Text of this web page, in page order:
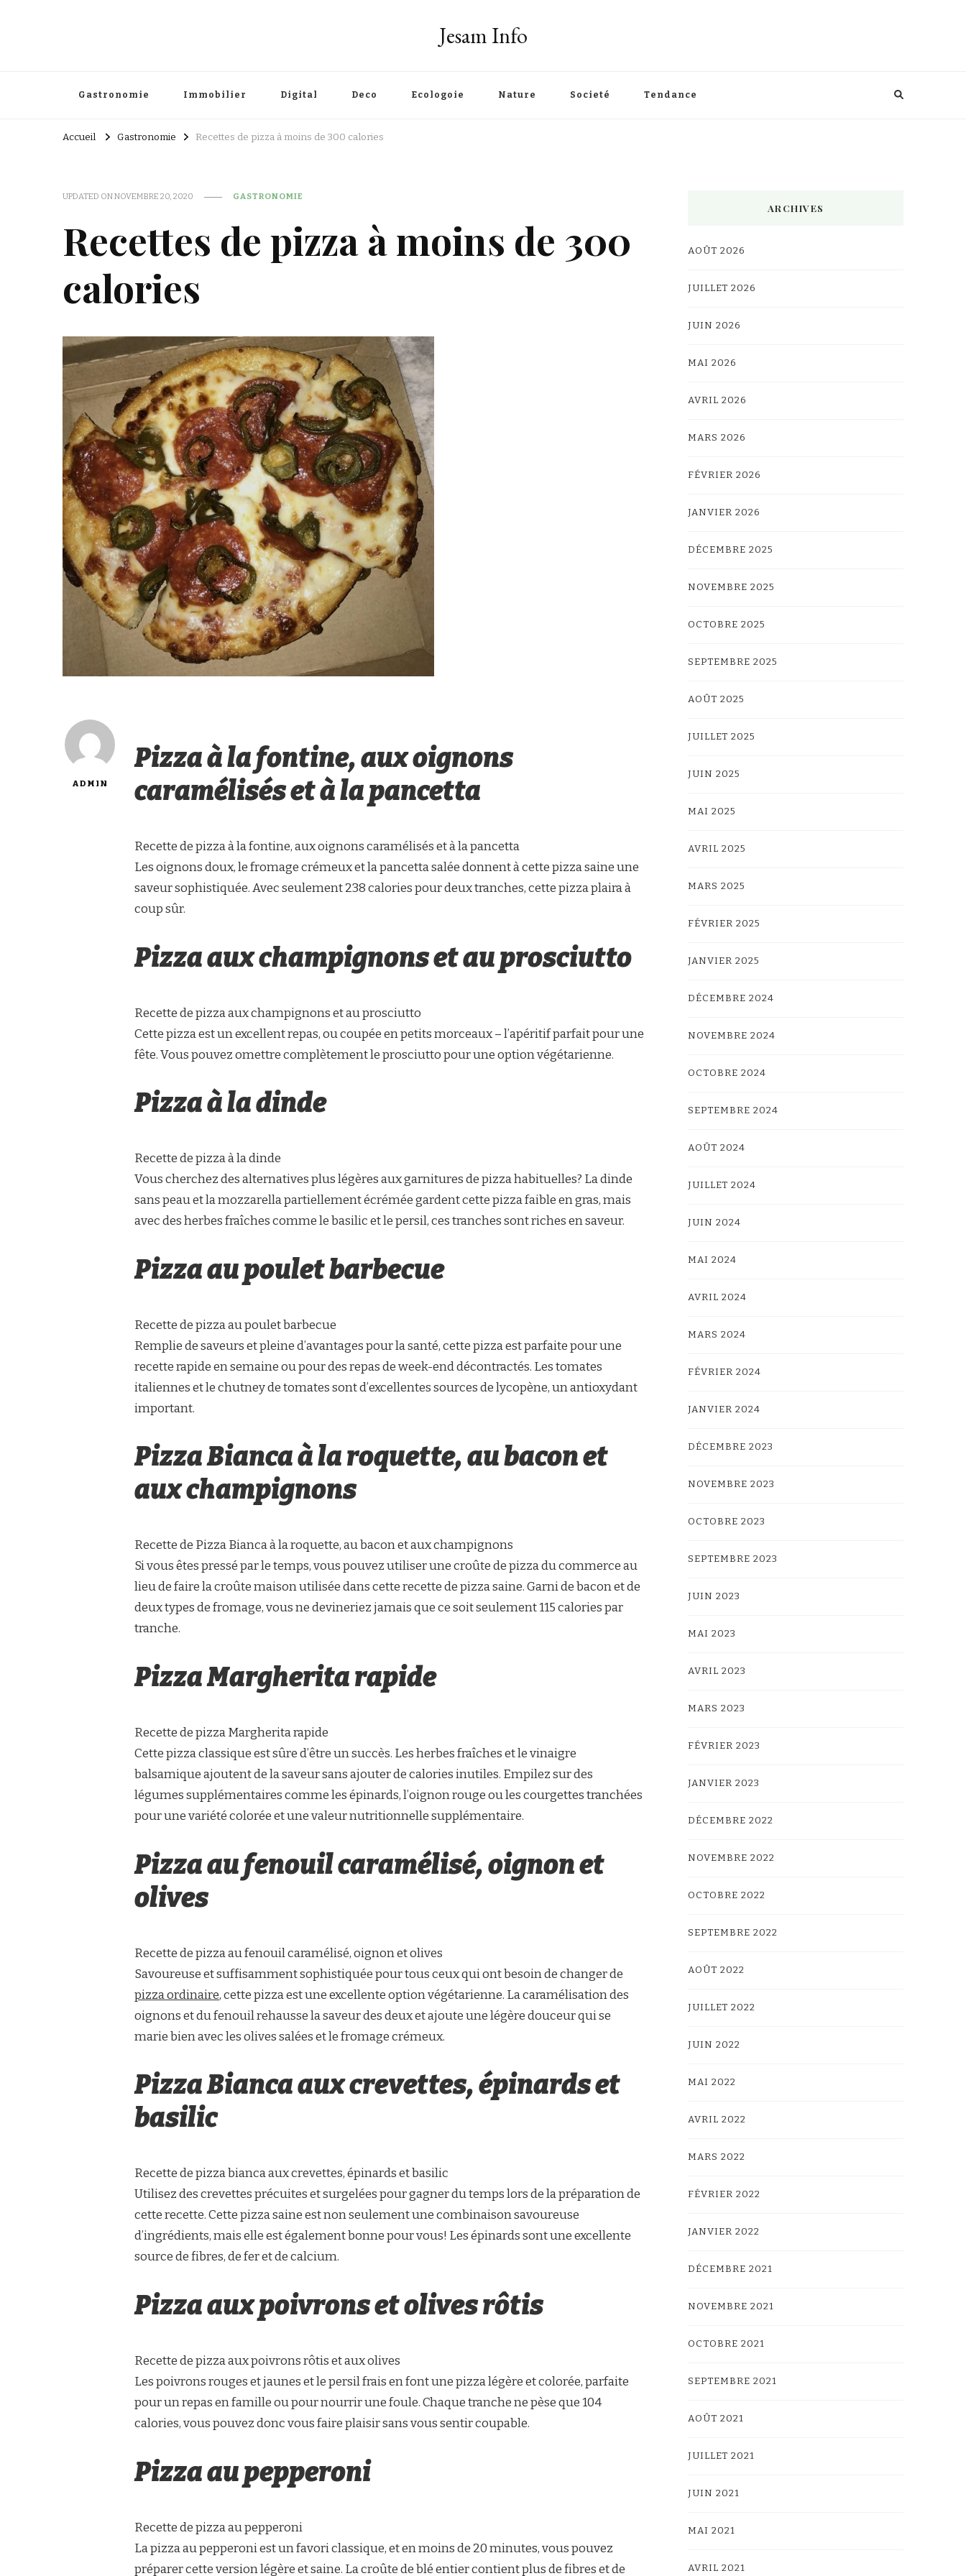
Jesam Info
Gastronomie Immobilier Digital Deco Ecologoie Nature Societé Tendance
Accueil Gastronomie Recettes de pizza à moins de 300 calories
UPDATED ONNOVEMBRE 20, 2020 GASTRONOMIE
Recettes de pizza à moins de 300
calories
ADMIN
Pizza à la fontine, aux oignons
caramélisés et à la pancetta
Recette de pizza à la fontine, aux oignons caramélisés et à la pancetta
Les oignons doux, le fromage crémeux et la pancetta salée donnent à cette pizza saine une
saveur sophistiquée. Avec seulement 238 calories pour deux tranches, cette pizza plaira à
coup sûr.
Pizza aux champignons et au prosciutto
Recette de pizza aux champignons et au prosciutto
Cette pizza est un excellent repas, ou coupée en petits morceaux – l’apéritif parfait pour une
fête. Vous pouvez omettre complètement le prosciutto pour une option végétarienne.
Pizza à la dinde
Recette de pizza à la dinde
Vous cherchez des alternatives plus légères aux garnitures de pizza habituelles? La dinde
sans peau et la mozzarella partiellement écrémée gardent cette pizza faible en gras, mais
avec des herbes fraîches comme le basilic et le persil, ces tranches sont riches en saveur.
Pizza au poulet barbecue
Recette de pizza au poulet barbecue
Remplie de saveurs et pleine d’avantages pour la santé, cette pizza est parfaite pour une
recette rapide en semaine ou pour des repas de week-end décontractés. Les tomates
italiennes et le chutney de tomates sont d’excellentes sources de lycopène, un antioxydant
important.
Pizza Bianca à la roquette, au bacon et
aux champignons
Recette de Pizza Bianca à la roquette, au bacon et aux champignons
Si vous êtes pressé par le temps, vous pouvez utiliser une croûte de pizza du commerce au
lieu de faire la croûte maison utilisée dans cette recette de pizza saine. Garni de bacon et de
deux types de fromage, vous ne devineriez jamais que ce soit seulement 115 calories par
tranche.
Pizza Margherita rapide
Recette de pizza Margherita rapide
Cette pizza classique est sûre d’être un succès. Les herbes fraîches et le vinaigre
balsamique ajoutent de la saveur sans ajouter de calories inutiles. Empilez sur des
légumes supplémentaires comme les épinards, l’oignon rouge ou les courgettes tranchées
pour une variété colorée et une valeur nutritionnelle supplémentaire.
Pizza au fenouil caramélisé, oignon et
olives
Recette de pizza au fenouil caramélisé, oignon et olives
Savoureuse et suffisamment sophistiquée pour tous ceux qui ont besoin de changer de
pizza ordinaire, cette pizza est une excellente option végétarienne. La caramélisation des
oignons et du fenouil rehausse la saveur des deux et ajoute une légère douceur qui se
marie bien avec les olives salées et le fromage crémeux.
Pizza Bianca aux crevettes, épinards et
basilic
Recette de pizza bianca aux crevettes, épinards et basilic
Utilisez des crevettes précuites et surgelées pour gagner du temps lors de la préparation de
cette recette. Cette pizza saine est non seulement une combinaison savoureuse
d’ingrédients, mais elle est également bonne pour vous! Les épinards sont une excellente
source de fibres, de fer et de calcium.
Pizza aux poivrons et olives rôtis
Recette de pizza aux poivrons rôtis et aux olives
Les poivrons rouges et jaunes et le persil frais en font une pizza légère et colorée, parfaite
pour un repas en famille ou pour nourrir une foule. Chaque tranche ne pèse que 104
calories, vous pouvez donc vous faire plaisir sans vous sentir coupable.
Pizza au pepperoni
Recette de pizza au pepperoni
La pizza au pepperoni est un favori classique, et en moins de 20 minutes, vous pouvez
préparer cette version légère et saine. La croûte de blé entier contient plus de fibres et de
ARCHIVES
AOÛT 2026
JUILLET 2026
JUIN 2026
MAI 2026
AVRIL 2026
MARS 2026
FÉVRIER 2026
JANVIER 2026
DÉCEMBRE 2025
NOVEMBRE 2025
OCTOBRE 2025
SEPTEMBRE 2025
AOÛT 2025
JUILLET 2025
JUIN 2025
MAI 2025
AVRIL 2025
MARS 2025
FÉVRIER 2025
JANVIER 2025
DÉCEMBRE 2024
NOVEMBRE 2024
OCTOBRE 2024
SEPTEMBRE 2024
AOÛT 2024
JUILLET 2024
JUIN 2024
MAI 2024
AVRIL 2024
MARS 2024
FÉVRIER 2024
JANVIER 2024
DÉCEMBRE 2023
NOVEMBRE 2023
OCTOBRE 2023
SEPTEMBRE 2023
JUIN 2023
MAI 2023
AVRIL 2023
MARS 2023
FÉVRIER 2023
JANVIER 2023
DÉCEMBRE 2022
NOVEMBRE 2022
OCTOBRE 2022
SEPTEMBRE 2022
AOÛT 2022
JUILLET 2022
JUIN 2022
MAI 2022
AVRIL 2022
MARS 2022
FÉVRIER 2022
JANVIER 2022
DÉCEMBRE 2021
NOVEMBRE 2021
OCTOBRE 2021
SEPTEMBRE 2021
AOÛT 2021
JUILLET 2021
JUIN 2021
MAI 2021
AVRIL 2021